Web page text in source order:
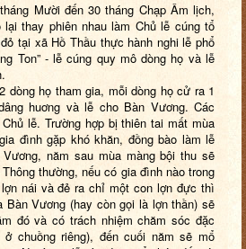
Mười đến 30 tháng Chạp Âm lịch,
thay phiên nhau làm Chủ lễ cúng tổ
tại xã Hồ Thầu thực hành nghi lễ phổ
Ton” - lễ cúng quy mô dòng họ và lễ
dòng họ tham gia, mỗi dòng họ cử ra 1
huơng và lễ cho Bàn Vương. Các
lễ. Trường hợp bị thiên tai mất mùa
đình gặp khó khăn, đồng bào làm lễ
năm sau mùa màng bội thu sẽ
thường, nếu có gia đình nào trong
nái và đẻ ra chỉ một con lợn đực thì
Bàn Vương (hay còn gọi là lợn thần) sẽ
đó và có trách nhiệm chăm sóc đặc
chuồng riêng), đến cuối năm sẽ mổ